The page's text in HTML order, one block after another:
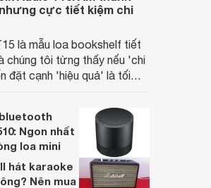
cực tiết kiệm chi
là mẫu loa bookshelf tiết
chúng tôi từng thấy nếu 'chi
đặt cạnh 'hiệu quả' là tối
các tần số khác tỏa sáng,
và âm cao cũng không hề
lại, âm thanh của nó đạt
Ngon nhất
loa mini
hát karaoke
Nên mua